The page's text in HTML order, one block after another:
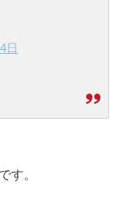
日
す。